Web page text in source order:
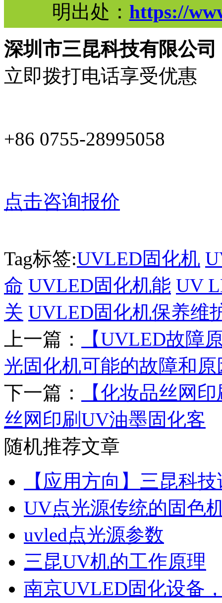
明出处： https://
深圳市三昆科技有限公司
立即拨打电话享受优惠
+86 0755-28995058
点击咨询报价
Tag标签:UVLED固化机
命 UVLED固化机能 UV
关 UVLED固化机保养维
上一篇：
【UVLED故障
光固化机可能的故障和原
下一篇：
【化妆品丝网
丝网印刷UV油墨固化客
随机推荐文章
【应用方向】三昆科
UV点光源传统的固色
uvled点光源参数
三昆UV机的工作原理
南京UVLED固化设备